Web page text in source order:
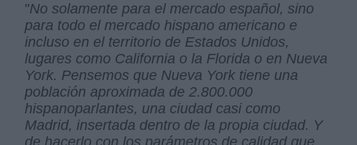
"No solamente para el mercado español, sino
para todo el mercado hispano americano e
incluso en el territorio de Estados Unidos,
lugares como California o la Florida o en Nueva
York. Pensemos que Nueva York tiene una
población aproximada de 2.800.000
hispanoparlantes, una ciudad casi como
Madrid, insertada dentro de la propia ciudad. Y